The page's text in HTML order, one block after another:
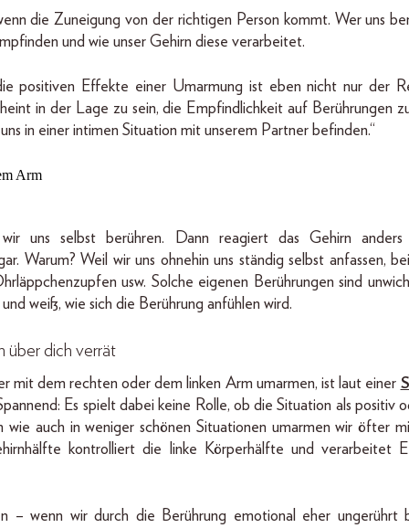
die Zuneigung von der richtigen Person kommt. Wer uns
und wie unser Gehirn diese verarbeitet.
positiven Effekte einer Umarmung ist eben nicht nur der
in der Lage zu sein, die Empfindlichkeit auf Berührungen
in einer intimen Situation mit unserem Partner befinden.“
uns selbst berühren. Dann reagiert das Gehirn
Warum? Weil wir uns ohnehin uns ständig selbst anfassen,
usw. Solche eigenen Berührungen sind
weiß, wie sich die Berührung anfühlen wird.
über dich verrät
mit dem rechten oder dem linken Arm umarmen, ist laut einer
Es spielt dabei keine Rolle, ob die Situation als positiv
wie auch in weniger schönen Situationen umarmen wir öfter
kontrolliert die linke Körperhälfte und verarbeitet
– wenn wir durch die Berührung emotional eher ungerührt